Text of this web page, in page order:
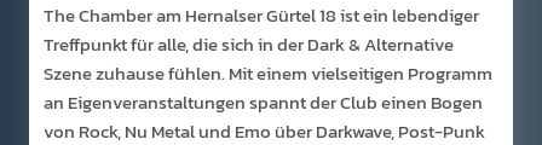
The Chamber am Hernalser Gürtel 18 ist ein lebendiger
Treffpunkt für alle, die sich in der Dark & Alternative
Szene zuhause fühlen. Mit einem vielseitigen Programm
an Eigenveranstaltungen spannt der Club einen Bogen
von Rock, Nu Metal und Emo über Darkwave, Post-Punk